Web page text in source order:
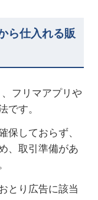
ら仕入れる販
フリマアプリや
です。
保しておらず、
、取引準備があ
とり広告に該当